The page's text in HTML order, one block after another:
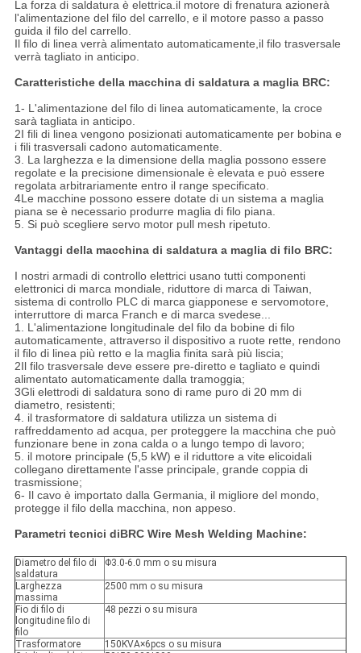
La forza di saldatura è elettrica.il motore di frenatura azionerà
l'alimentazione del filo del carrello, e il motore passo a passo
guida il filo del carrello.
Il filo di linea verrà alimentato automaticamente,il filo trasversale
verrà tagliato in anticipo.
Caratteristiche della macchina di saldatura a maglia BRC:
1- L'alimentazione del filo di linea automaticamente, la croce
sarà tagliata in anticipo.
2I fili di linea vengono posizionati automaticamente per bobina e
i fili trasversali cadono automaticamente.
3. La larghezza e la dimensione della maglia possono essere
regolate e la precisione dimensionale è elevata e può essere
regolata arbitrariamente entro il range specificato.
4Le macchine possono essere dotate di un sistema a maglia
piana se è necessario produrre maglia di filo piana.
5. Si può scegliere servo motor pull mesh ripetuto.
Vantaggi della macchina di saldatura a maglia di filo BRC:
I nostri armadi di controllo elettrici usano tutti componenti
elettronici di marca mondiale, riduttore di marca di Taiwan,
sistema di controllo PLC di marca giapponese e servomotore,
interruttore di marca Franch e di marca svedese...
1. L'alimentazione longitudinale del filo da bobine di filo
automaticamente, attraverso il dispositivo a ruote rette, rendono
il filo di linea più retto e la maglia finita sarà più liscia;
2Il filo trasversale deve essere pre-diretto e tagliato e quindi
alimentato automaticamente dalla tramoggia;
3Gli elettrodi di saldatura sono di rame puro di 20 mm di
diametro, resistenti;
4. il trasformatore di saldatura utilizza un sistema di
raffreddamento ad acqua, per proteggere la macchina che può
funzionare bene in zona calda o a lungo tempo di lavoro;
5. il motore principale (5,5 kW) e il riduttore a vite elicoidali
collegano direttamente l'asse principale, grande coppia di
trasmissione;
6- Il cavo è importato dalla Germania, il migliore del mondo,
protegge il filo della macchina, non appeso.
Parametri tecnici diBRC Wire Mesh Welding Machine:
Diametro del filo di
saldatura
Φ3.0-6.0 mm o su misura
Larghezza
massima
2500 mm o su misura
Fio di filo di
longitudine filo di
filo
48 pezzi o su misura
Trasformatore
150KVA×6pcs o su misura